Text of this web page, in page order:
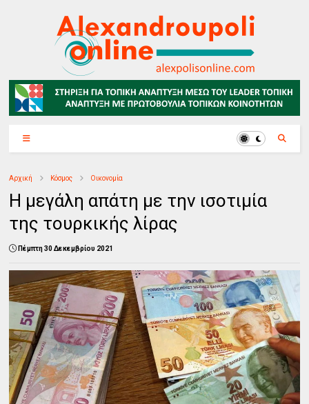
Αρχική Κόσμος Οικονομία
Η μεγάλη απάτη με την ισοτιμία
της τουρκικής λίρας
Πέμπτη 30 Δεκεμβρίου 2021